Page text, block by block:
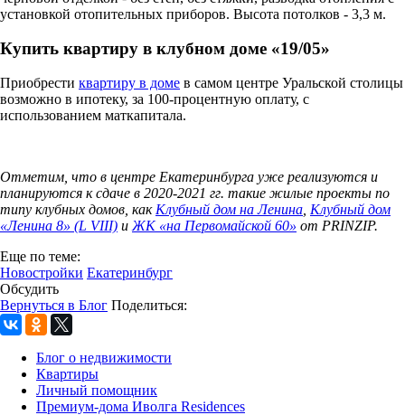
установкой отопительных приборов. Высота потолков - 3,3 м.
Купить квартиру в клубном доме «19/05»
Приобрести квартиру в доме в самом центре Уральской столицы
возможно в ипотеку, за 100-процентную оплату, с
использованием маткапитала.
Отметим, что в центре Екатеринбурга уже реализуются и
планируются к сдаче в 2020-2021 гг. такие жилые проекты по
типу клубных домов, как Клубный дом на Ленина Клубный дом
«Ленина 8» (L VIII) и ЖК «на Первомайской 60» от PRINZIP.
Еще по теме:
Новостройки Екатеринбург
Обсудить
Вернуться в Блог Поделиться:
Блог о недвижимости
Квартиры
Личный помощник
Премиум-дома Иволга Residences